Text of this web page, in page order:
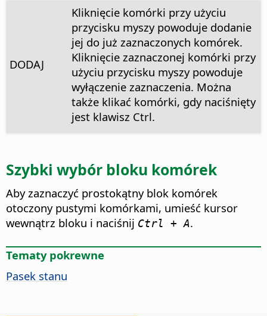
DODAJ
Kliknięcie komórki przy użyciu
przycisku myszy powoduje dodanie
jej do już zaznaczonych komórek.
Kliknięcie zaznaczonej komórki przy
użyciu przycisku myszy powoduje
wyłączenie zaznaczenia. Można
także klikać komórki, gdy naciśnięty
jest klawisz Ctrl.
Szybki wybór bloku komórek
Aby zaznaczyć prostokątny blok komórek
otoczony pustymi komórkami, umieść kursor
wewnątrz bloku i naciśnij Ctrl + A.
Tematy pokrewne
Pasek stanu